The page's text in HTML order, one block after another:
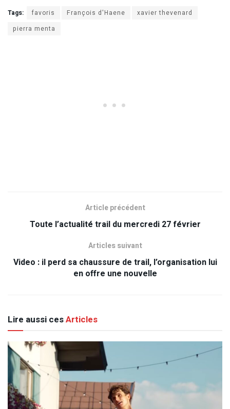
Tags: favoris François d'Haene
xavier thevenard
pierra menta
Article précédent
Toute l’actualité trail du mercredi 27 février
Articles suivant
Video : il perd sa chaussure de trail, l’organisation lui
en offre une nouvelle
Lire aussi cesArticles